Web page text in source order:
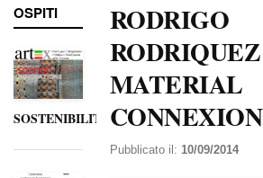
OSPITI
SOSTENIBILITÀ
RODRIGO
MATERIAL
CONNEXION
Pubblicato il: 10/09/2014